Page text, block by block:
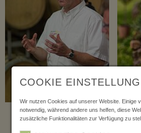
Stefan Hitziger bei der
Führung durchs Weingut
COOKIE
Wir nutzen Cookies auf unserer Website. Einige
notwendig, während andere uns helfen, diese
zusätzliche Funktionalitäten zur Verfügung zu